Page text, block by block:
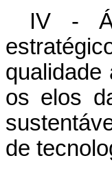
IV -
qualidade
os elos
de